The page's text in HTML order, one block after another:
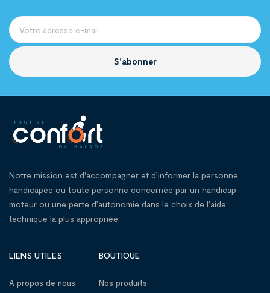
S’abonner
Notre mission est d'accompagner et d’informer la personne
handicapée ou toute personne concernée par un handicap
moteur ou une perte d’autonomie dans le choix de l’aide
technique la plus appropriée.
LIENS UTILES
A propos de nous
BOUTIQUE
Nos produits